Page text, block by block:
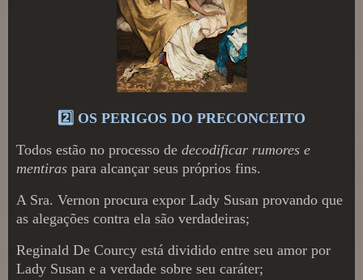
2️⃣ OS PERIGOS DO PRECONCEITO
Todos estão no processo de decodificar rumores e
mentiras para alcançar seus próprios fins.
A Sra. Vernon procura expor Lady Susan provando que
as alegações contra ela são verdadeiras;
Reginald De Courcy está dividido entre seu amor por
Lady Susan e a verdade sobre seu caráter;